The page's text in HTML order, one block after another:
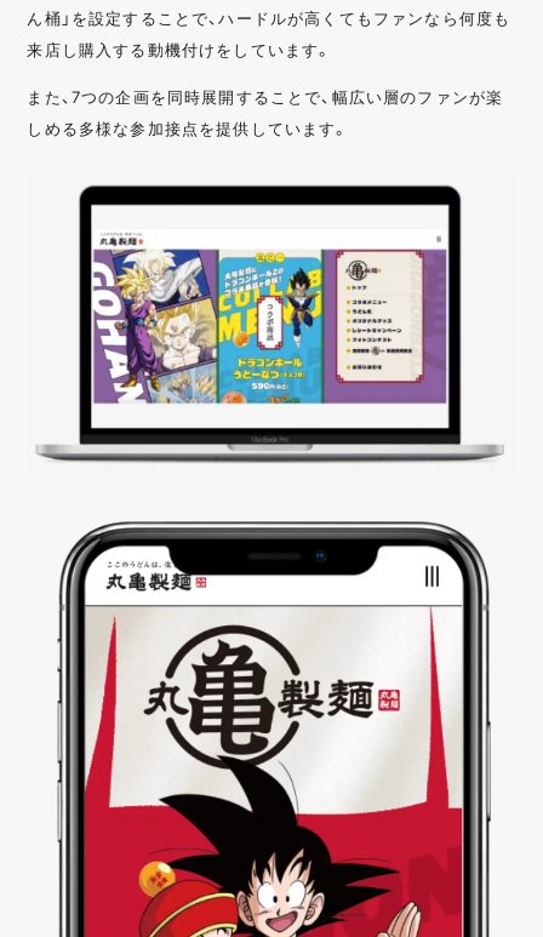
ん桶」を設定することで、ハードルが高くてもファンなら何度も
来店し購入する動機付けをしています。
また、7つの企画を同時展開することで、幅広い層のファンが楽
しめる多様な参加接点を提供しています。